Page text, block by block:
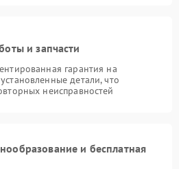
и запчасти
гарантия на
детали, что
неисправностей
и бесплатная